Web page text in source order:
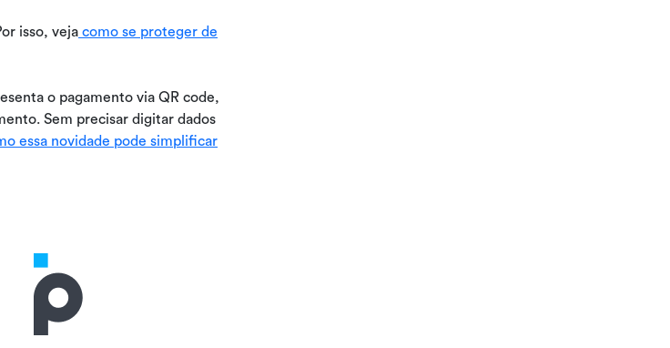
isso, veja como se proteger de
o pagamento via QR code,
Sem precisar digitar dados
essa novidade pode simplificar